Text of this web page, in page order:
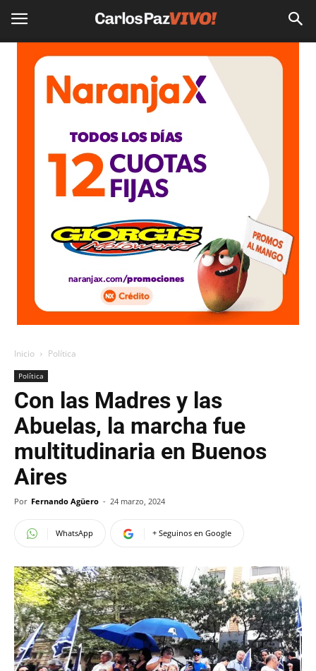
Inicio Política
Política
Con las Madres y las
Abuelas, la marcha fue
multitudinaria en Buenos
Aires
Por Fernando Agüero - 24 marzo, 2024
WhatsApp + Seguinos en Google